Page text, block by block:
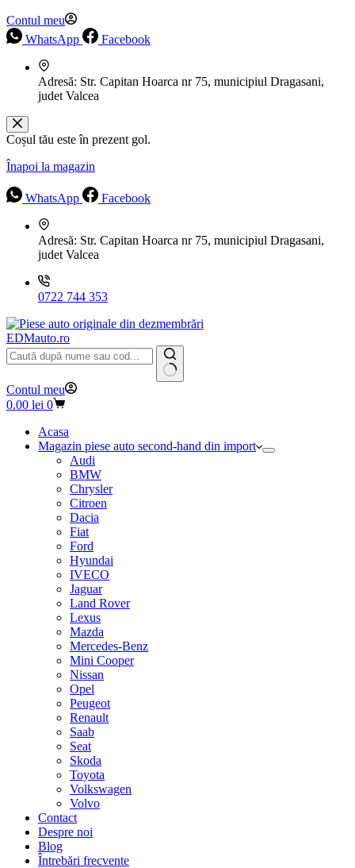
Contul meu
WhatsApp
Facebook
Adresă: Str. Capitan Hoarca nr 75, municipiul Dragasani,
judet Valcea
Coșul tău este în prezent gol.
Înapoi la magazin
WhatsApp Facebook
Adresă: Str. Capitan Hoarca nr 75, municipiul Dragasani,
judet Valcea
0722 744 353
EDMauto.ro
Niciun
rezultat
Contul meu
Coș
cumpărături
0.00 lei 0
Acasa
Magazin piese auto second-hand din import
Audi
BMW
Chrysler
Citroen
Dacia
Fiat
Ford
Hyundai
IVECO
Jaguar
Land Rover
Lexus
Mazda
Mercedes-Benz
Mini Cooper
Nissan
Opel
Peugeot
Renault
Saab
Seat
Skoda
Toyota
Volkswagen
Volvo
Contact
Despre noi
Blog
Întrebări frecvente